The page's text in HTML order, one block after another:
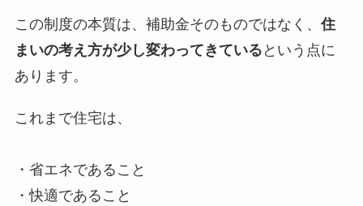
この制度の本質は、補助金そのものではなく、住
まいの考え方が少し変わってきている という点に
あります。
これまで住宅は、
・省エネであること
・快適であること